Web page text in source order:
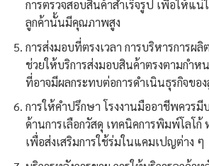
การตรวจสอบสินค้าสำเร็จรูป เพื่อให้แน่
ลูกค้านั้นมีคุณภาพสูง
การส่งมอบที่ตรงเวลา การบริหารการผ
ช่วยให้บริการส่งมอบสินค้าตรงตามกำห
ที่อาจมีผลกระทบต่อการดำเนินธุรกิจของ
การให้คำปรึกษา โรงงานมืออาชีพควรมี
ด้านการเลือกวัสดุ เทคนิคการพิมพ์โลโก้
เพื่อส่งเสริมการใช้ร่มในแคมเปญต่าง ๆ